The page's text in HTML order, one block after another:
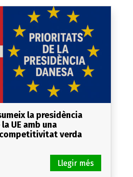
la presidència
UE amb una
verda